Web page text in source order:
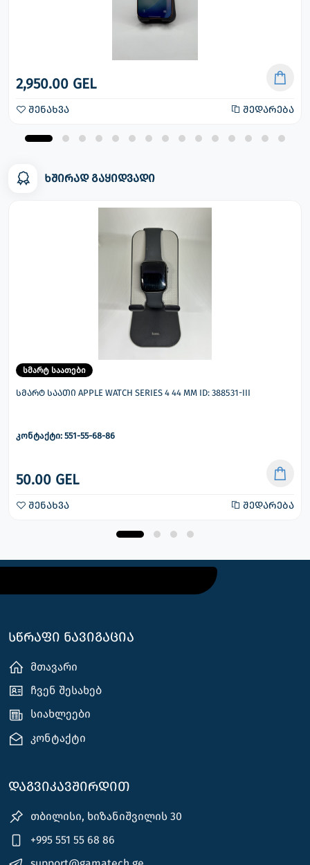
2,950.00 GEL
შენახვა შედარება
ხშირად გაყიდვადი
სმარტ საათები
სმარტ საათი APPLE WATCH SERIES 4 44 MM ID: 388531-III
კონტაქტი: 551-55-68-86
50.00 GEL
შენახვა შედარება
სწრაფი ნავიგაცია
მთავარი
ჩვენ შესახებ
სიახლეები
კონტაქტი
დაგვიკავშირდით
თბილისი, ხიზანიშვილის 30
+995 551 55 68 86